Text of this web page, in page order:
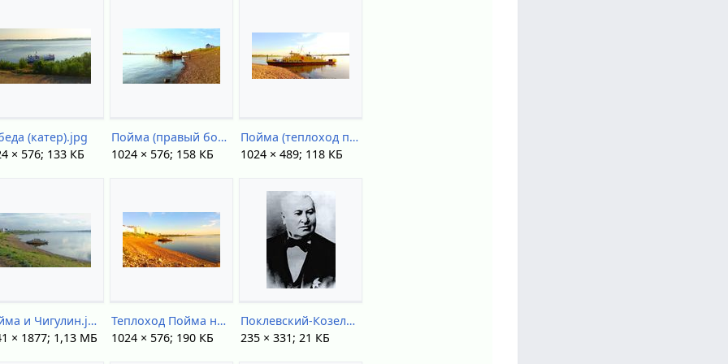
(катер).jpg
× 576; 133 КБ
Пойма (правый борт).jpg
1024 × 576; 158 КБ
Пойма (теплоход проекта 391А).jpg
1024 × 489; 118 КБ
Пойма и Чигулин.jpg
× 1877; 1,13 МБ
Теплоход Пойма на закате.jpg
1024 × 576; 190 КБ
Поклевский-Козелло АФ.jpg
235 × 331; 21 КБ